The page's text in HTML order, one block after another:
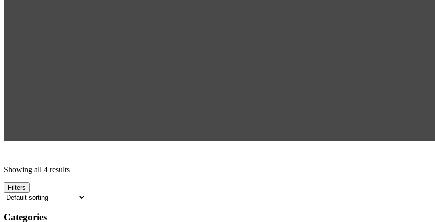
Showing all 4 results
Filters
Categories